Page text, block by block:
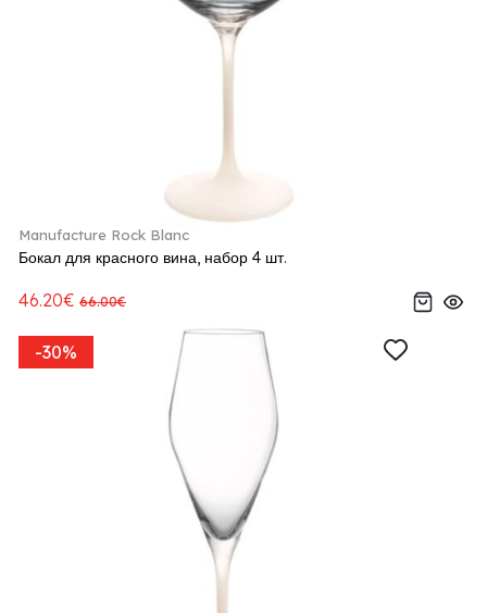
Manufacture Rock Blanc
Бокал для красного вина, набор 4 шт.
46.20€ 66.00€
-30%